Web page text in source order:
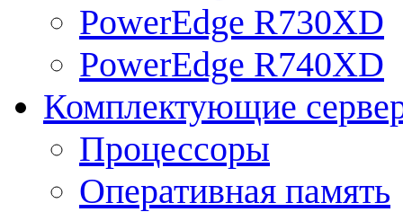
PowerEdge R730XD
PowerEdge R740XD
Комплектующие
Процессоры
Оперативная память